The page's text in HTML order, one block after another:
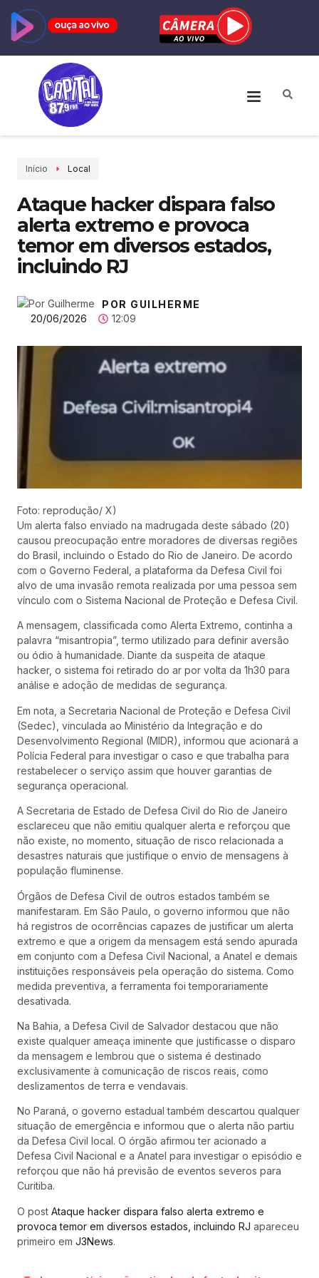
Início Local
Ataque hacker dispara falso
alerta extremo e provoca
temor em diversos estados,
incluindo RJ
POR GUILHERME
20/06/2026
12:09
Foto: reprodução/ X)
Um alerta falso enviado na madrugada deste sábado (20)
causou preocupação entre moradores de diversas regiões
do Brasil, incluindo o Estado do Rio de Janeiro. De acordo
com o Governo Federal, a plataforma da Defesa Civil foi
alvo de uma invasão remota realizada por uma pessoa sem
vínculo com o Sistema Nacional de Proteção e Defesa Civil.
A mensagem, classificada como Alerta Extremo, continha a
palavra “misantropia”, termo utilizado para definir aversão
ou ódio à humanidade. Diante da suspeita de ataque
hacker, o sistema foi retirado do ar por volta da 1h30 para
análise e adoção de medidas de segurança.
Em nota, a Secretaria Nacional de Proteção e Defesa Civil
(Sedec), vinculada ao Ministério da Integração e do
Desenvolvimento Regional (MIDR), informou que acionará a
Polícia Federal para investigar o caso e que trabalha para
restabelecer o serviço assim que houver garantias de
segurança operacional.
A Secretaria de Estado de Defesa Civil do Rio de Janeiro
esclareceu que não emitiu qualquer alerta e reforçou que
não existe, no momento, situação de risco relacionada a
desastres naturais que justifique o envio de mensagens à
população fluminense.
Órgãos de Defesa Civil de outros estados também se
manifestaram. Em São Paulo, o governo informou que não
há registros de ocorrências capazes de justificar um alerta
extremo e que a origem da mensagem está sendo apurada
em conjunto com a Defesa Civil Nacional, a Anatel e demais
instituições responsáveis pela operação do sistema. Como
medida preventiva, a ferramenta foi temporariamente
desativada.
Na Bahia, a Defesa Civil de Salvador destacou que não
existe qualquer ameaça iminente que justificasse o disparo
da mensagem e lembrou que o sistema é destinado
exclusivamente à comunicação de riscos reais, como
deslizamentos de terra e vendavais.
No Paraná, o governo estadual também descartou qualquer
situação de emergência e informou que o alerta não partiu
da Defesa Civil local. O órgão afirmou ter acionado a
Defesa Civil Nacional e a Anatel para investigar o episódio e
reforçou que não há previsão de eventos severos para
Curitiba.
O post Ataque hacker dispara falso alerta extremo e
provoca temor em diversos estados, incluindo RJ apareceu
primeiro em J3News.